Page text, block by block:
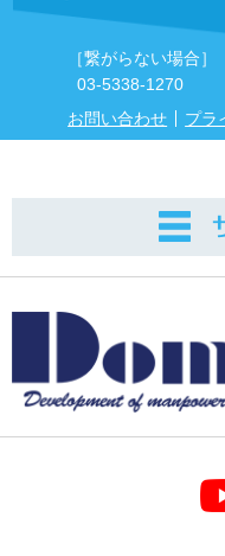
［繋がらない場合］
03-5338-1270
お問い合わせ
プラ